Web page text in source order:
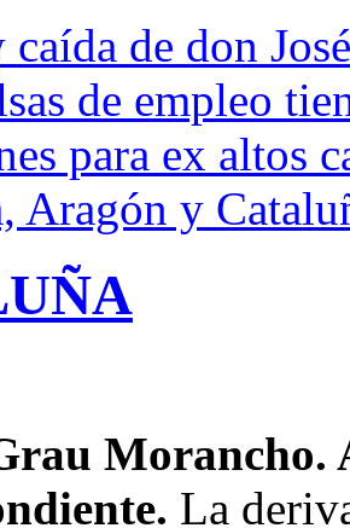
de don
de empleo
para ex altos
Aragón y
Morancho.
La